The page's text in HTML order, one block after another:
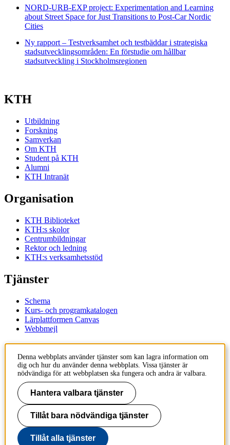
NORD-URB-EXP project: Experimentation and Learning
about Street Space for Just Transitions to Post-Car Nordic
Cities
Ny rapport – Testverksamhet och testbäddar i strategiska
stadsutvecklingsområden: En förstudie om hållbar
stadsutveckling i Stockholmsregionen
KTH
Utbildning
Forskning
Samverkan
Om KTH
Student på KTH
Alumni
KTH Intranät
Organisation
KTH Biblioteket
KTH:s skolor
Centrumbildningar
Rektor och ledning
KTH:s verksamhetsstöd
Tjänster
Schema
Kurs- och programkatalogen
Lärplattformen Canvas
Webbmejl
KTH
100 44 Stockholm
+46 8 790 60 00
Kontakta KTH
Jobba på KTH
Press och media
Faktura och betalning KTH
Denna webbplats använder tjänster som kan lagra information om
dig och hur du använder denna webbplats. Vissa tjänster är
nödvändiga för att webbplatsen ska fungera och andra är valbara.
Hantera valbara tjänster
Tillåt bara nödvändiga tjänster
Tillåt alla tjänster